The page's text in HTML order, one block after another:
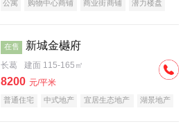
公寓 购物中心商铺 商业街商铺
潜力楼盘
在售 新城金樾府
长葛 建面 115-165㎡
8200 元/平米
普通住宅 中式地产 宜居生态地产
湖景地产